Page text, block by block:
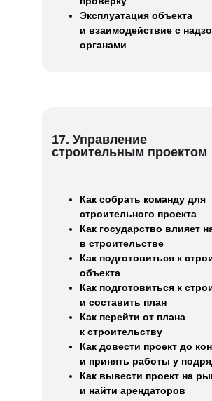
Эксплуатация объекта
и взаимодействие с
органами
17. Управление
строительным проектом
Как собрать команду для
строительного проекта
Как государство влияет
в строительстве
Как подготовиться к
объекта
Как подготовиться к
и составить план
Как перейти от плана
к строительству
Как довести проект до
и принять работы у
Как вывести проект на
и найти арендаторов